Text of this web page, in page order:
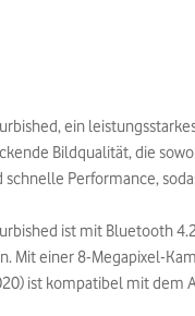
ein
Bildqualität, die
Performance,
ist mit Bluetooth
Mit einer 8-Megapixel-
ist kompatibel mit